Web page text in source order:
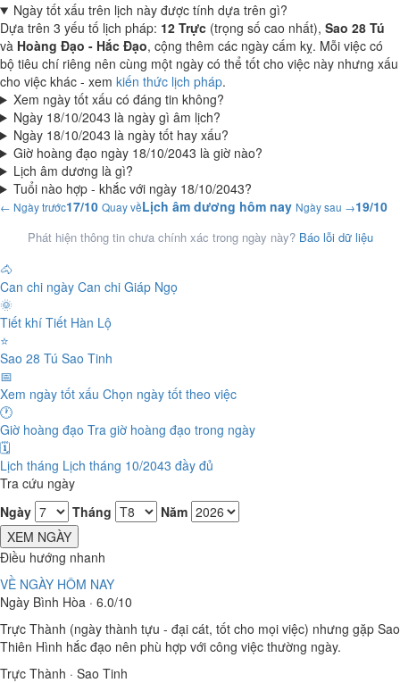
Ngày tốt xấu trên lịch này được tính dựa trên gì?
Dựa trên 3 yếu tố lịch pháp: 12 Trực (trọng số cao nhất), Sao 28 Tú
và Hoàng Đạo - Hắc Đạo, cộng thêm các ngày cấm kỵ. Mỗi việc có
bộ tiêu chí riêng nên cùng một ngày có thể tốt cho việc này nhưng xấu
cho việc khác - xem kiến thức lịch pháp.
Xem ngày tốt xấu có đáng tin không?
Ngày 18/10/2043 là ngày gì âm lịch?
Ngày 18/10/2043 là ngày tốt hay xấu?
Giờ hoàng đạo ngày 18/10/2043 là giờ nào?
Lịch âm dương là gì?
Tuổi nào hợp - khắc với ngày 18/10/2043?
← Ngày trước17/10 Quay vềLịch âm dương hôm nay Ngày sau →19/10
Phát hiện thông tin chưa chính xác trong ngày này? Báo lỗi dữ liệu
🐴
Can chi ngày Can chi Giáp Ngọ
🌞
Tiết khí Tiết Hàn Lộ
⭐
Sao 28 Tú Sao Tinh
📅
Xem ngày tốt xấu Chọn ngày tốt theo việc
🕐
Giờ hoàng đạo Tra giờ hoàng đạo trong ngày
🗓️
Lịch tháng Lịch tháng 10/2043 đầy đủ
Tra cứu ngày
Ngày
Tháng
Năm
XEM NGÀY
Điều hướng nhanh
VỀ NGÀY HÔM NAY
Ngày Bình Hòa · 6.0/10
Trực Thành (ngày thành tựu - đại cát, tốt cho mọi việc) nhưng gặp Sao
Thiên Hình hắc đạo nên phù hợp với công việc thường ngày.
Trực Thành · Sao Tinh